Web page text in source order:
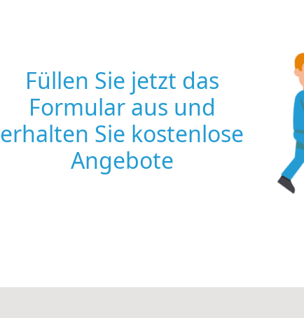
Füllen Sie jetzt das
Formular aus und
erhalten Sie kostenlose
Angebote